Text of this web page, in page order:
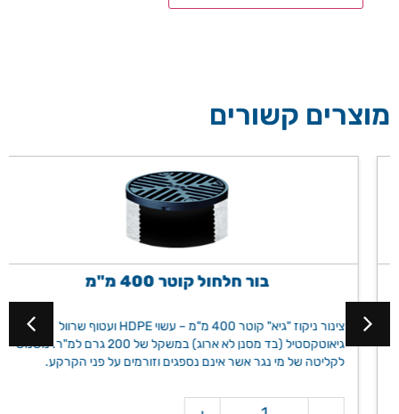
מוצרים קשורים
בור חלחול קוטר 400 מ"מ
צינור ניקוז "גיא" קוטר 400 מ"מ – עשוי HDPE ועטוף שרוול
גיאוטקסטיל (בד מסנן לא ארוג) במשקל של 200 גרם למ"ר. משמש
לקליטה של מי נגר אשר אינם נספגים וזורמים על פני הקרקע.